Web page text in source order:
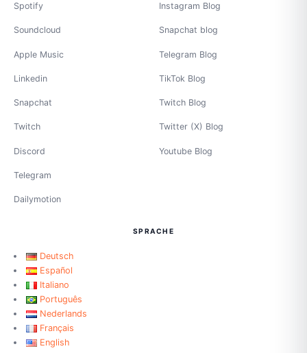
Spotify
Soundcloud
Apple Music
Linkedin
Snapchat
Twitch
Discord
Telegram
Dailymotion
Instagram Blog
Snapchat blog
Telegram Blog
TikTok Blog
Twitch Blog
Twitter (X) Blog
Youtube Blog
SPRACHE
Deutsch
Español
Italiano
Português
Nederlands
Français
English